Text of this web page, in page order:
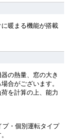
暖まる機能が搭載
の熱量、窓の大き
合がございます。
を計算の上、能力
プ・個別運転タイプ